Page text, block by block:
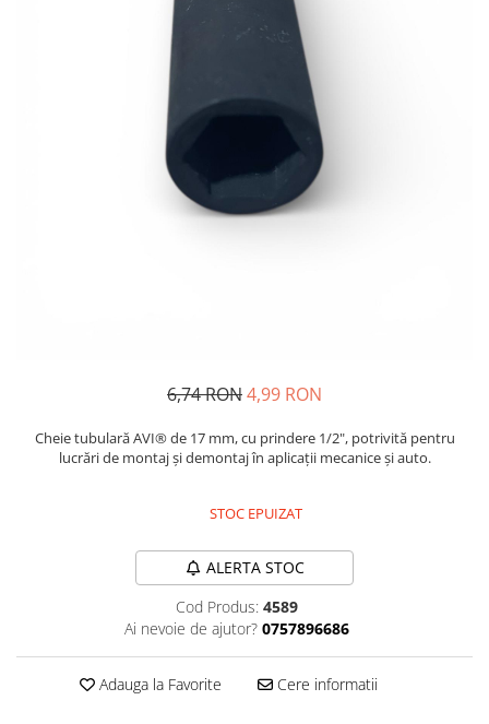
Oglinzi si mobilier baie
Baterii sanitare bucatarie
Cantare de bucatarie
Curatatoare legume si fructe
Cantare electronice comerciale
Manusi bucatarie
Maturi, Mopuri si galeti
Decoratiuni casa & sarbatori
Accesorii decorative
6,74 RON4,99 RON
Cheie tubulară AVI® de 17 mm, cu prindere 1/2", potrivită pentru
lucrări de montaj și demontaj în aplicații mecanice și auto.
STOC EPUIZAT
ALERTA STOC
Cod Produs: 4589
Ai nevoie de ajutor? 0757896686
Adauga la Favorite Cere informatii